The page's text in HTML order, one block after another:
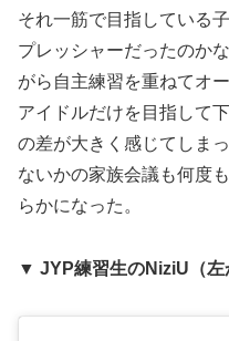
それ一筋で目指している
プレッシャーだったのか
がら自主練習を重ねてオ
アイドルだけを目指して
の差が大きく感じてしま
ないかの家族会議も何度
らかになった。
▼ JYP練習生のNiziU（左